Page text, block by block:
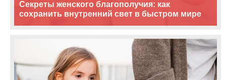
Секреты женского благополучия: как
сохранить внутренний свет в быстром мире